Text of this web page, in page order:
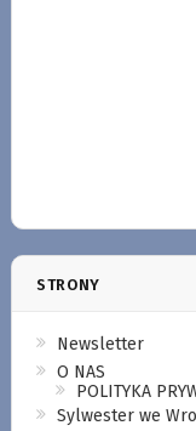
STRONY
Newsletter
O NAS
POLITYKA
Sylwester we